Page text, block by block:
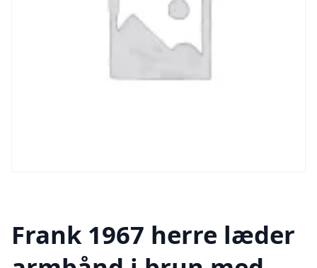
Frank 1967 herre læder